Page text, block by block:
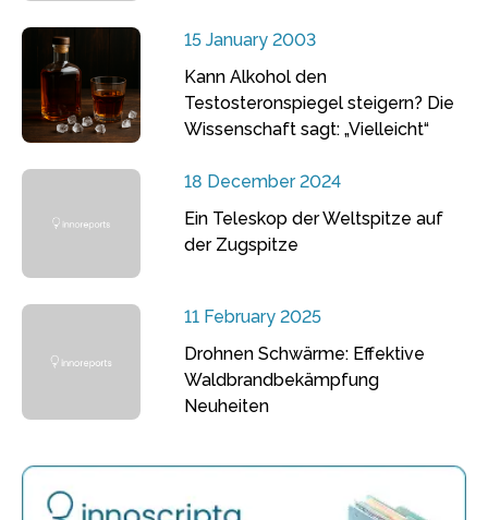
15 January 2003
Kann Alkohol den
Testosteronspiegel steigern? Die
Wissenschaft sagt: „Vielleicht“
18 December 2024
Ein Teleskop der Weltspitze auf
der Zugspitze
11 February 2025
Drohnen Schwärme: Effektive
Waldbrandbekämpfung
Neuheiten